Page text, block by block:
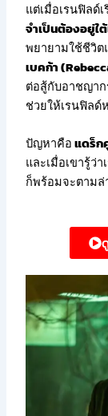
แต่เมื่อเรนฟิลด์
จำเป็นต้องอยู่ใ
พยายามใช้ชีวิ
เบคก้า
ต่อสู้กับอาชญา
ช่วยให้เรนฟิล
ปัญหาคือแดร็ก
และเมื่อเขารู้ว่
ก็พร้อมจะตามล่